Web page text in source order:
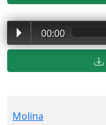
00:00
Molina